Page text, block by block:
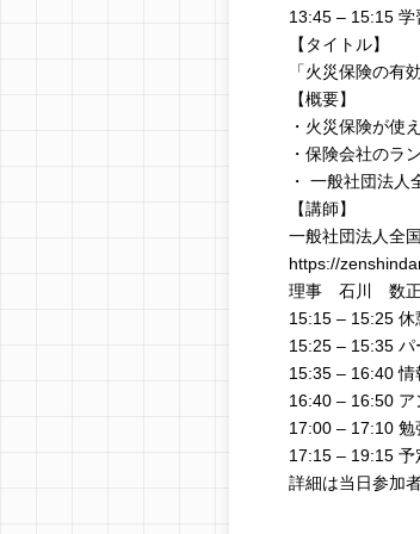
13:45 – 15:15 学
【タイトル】
「火災保険の有
【概要】
・火災保険が使
・保険会社のラ
・ 一般社団法
【講師】
一般社団法人全
https://
理事 石川 数
15:15 – 15:25 休
15:25 – 15:35 パ
15:35 – 16:40 情
16:40 – 16:50 ア
17:00 – 17:10 勉
17:15 – 19:15 予
詳細は当日参加